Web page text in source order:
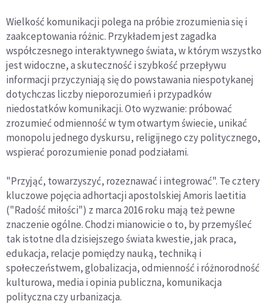
Wielkość komunikacji polega na próbie zrozumienia się i
zaakceptowania różnic. Przykładem jest zagadka
współczesnego interaktywnego świata, w którym wszystko
jest widoczne, a skuteczność i szybkość przepływu
informacji przyczyniają się do powstawania niespotykanej
dotychczas liczby nieporozumień i przypadków
niedostatków komunikacji. Oto wyzwanie: próbować
zrozumieć odmienność w tym otwartym świecie, unikać
monopolu jednego dyskursu, religijnego czy politycznego,
wspierać porozumienie ponad podziałami.
"Przyjąć, towarzyszyć, rozeznawać i integrować". Te cztery
kluczowe pojęcia adhortacji apostolskiej Amoris laetitia
("Radość miłości") z marca 2016 roku mają też pewne
znaczenie ogólne. Chodzi mianowicie o to, by przemyśleć
tak istotne dla dzisiejszego świata kwestie, jak praca,
edukacja, relacje pomiędzy nauką, techniką i
społeczeństwem, globalizacja, odmienność i różnorodność
kulturowa, media i opinia publiczna, komunikacja
polityczna czy urbanizacja.